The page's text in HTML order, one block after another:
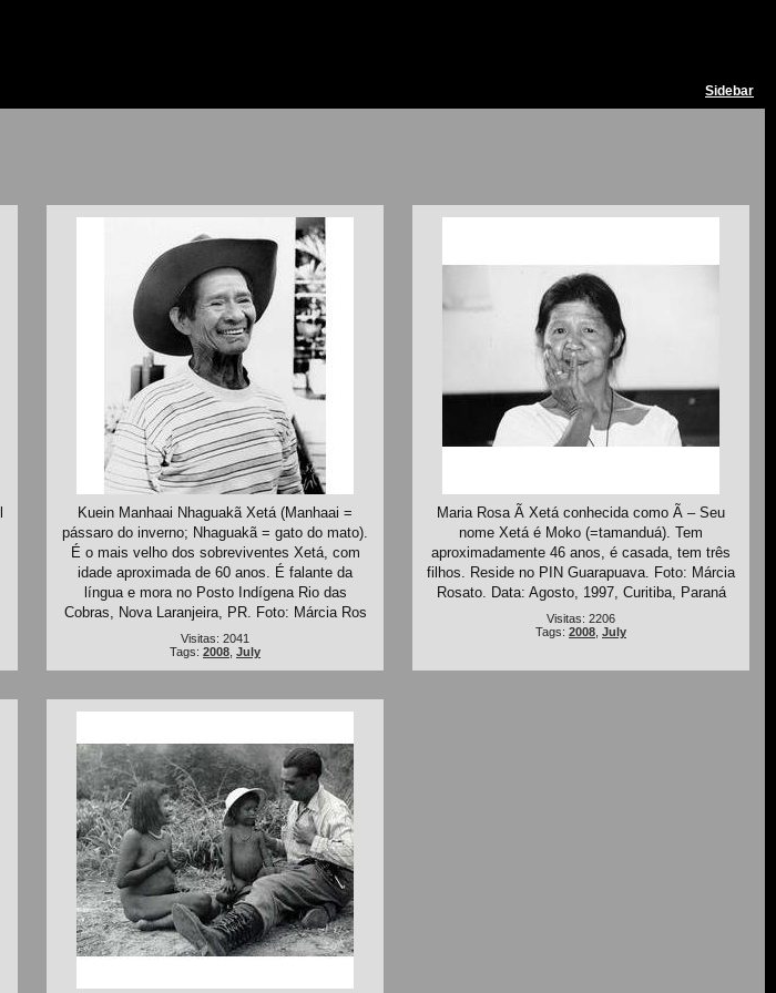
Sidebar
Kuein Manhaai Nhaguakã Xetá (Manhaai =
pássaro do inverno; Nhaguakã = gato do mato).
É o mais velho dos sobreviventes Xetá, com
idade aproximada de 60 anos. É falante da
língua e mora no Posto Indígena Rio das
Cobras, Nova Laranjeira, PR. Foto: Márcia Ros
Visitas: 2041
Tags: 2008 July
Maria Rosa Ã Xetá conhecida como Ã – Seu
nome Xetá é Moko (=tamanduá). Tem
aproximadamente 46 anos, é casada, tem três
filhos. Reside no PIN Guarapuava. Foto: Márcia
Rosato. Data: Agosto, 1997, Curitiba, Paraná
Visitas: 2206
Tags: 2008 July